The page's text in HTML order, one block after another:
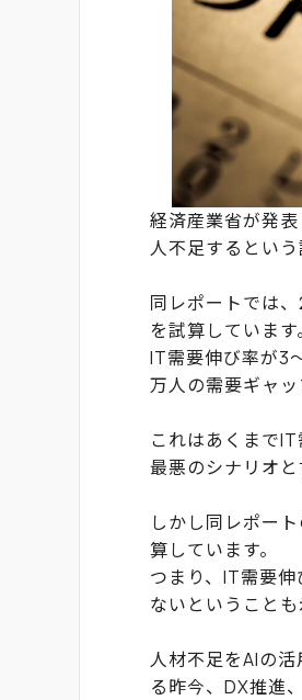
経済産業省が発
人不足するとい
同レポートでは
を試算しています。
IT需要伸び率が3
万人の需要ギャッ
これはあくまで
最悪のシナリオと
しかし同レポー
算しています。
つまり、IT需要
ないということも
人材不足をAIの
る昨今、DX推進